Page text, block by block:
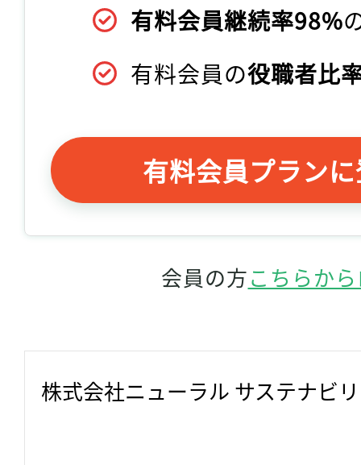
有料会員継続率98%
有料会員の役職者比
有料会員プラン
会員の方こちらか
株式会社ニューラル サステナビ